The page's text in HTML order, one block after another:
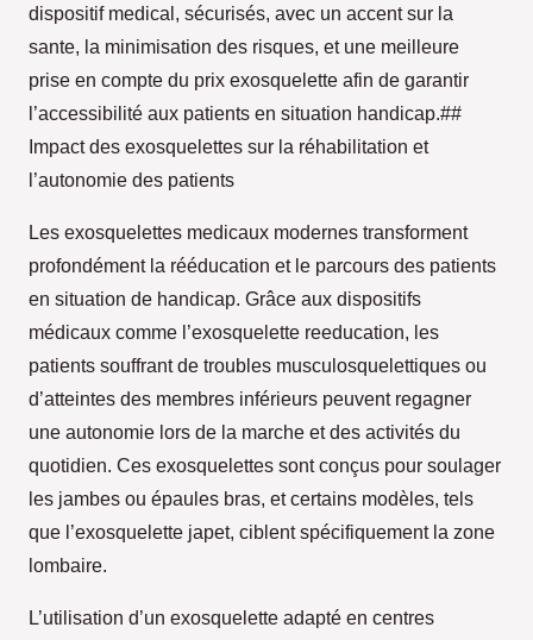
dispositif medical, sécurisés, avec un accent sur la
sante, la minimisation des risques, et une meilleure
prise en compte du prix exosquelette afin de garantir
l’accessibilité aux patients en situation handicap.##
Impact des exosquelettes sur la réhabilitation et
l’autonomie des patients
Les exosquelettes medicaux modernes transforment
profondément la rééducation et le parcours des patients
en situation de handicap. Grâce aux dispositifs
médicaux comme l’exosquelette reeducation, les
patients souffrant de troubles musculosquelettiques ou
d’atteintes des membres inférieurs peuvent regagner
une autonomie lors de la marche et des activités du
quotidien. Ces exosquelettes sont conçus pour soulager
les jambes ou épaules bras, et certains modèles, tels
que l’exosquelette japet, ciblent spécifiquement la zone
lombaire.
L’utilisation d’un exosquelette adapté en centres